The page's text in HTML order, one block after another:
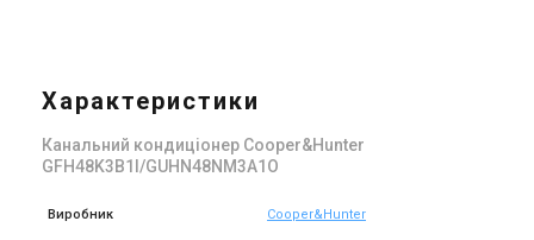
Характеристики
Канальний кондиціонер Cooper&Hunter
GFH48K3B1I/GUHN48NM3A1O
Виробник Cooper&Hunter